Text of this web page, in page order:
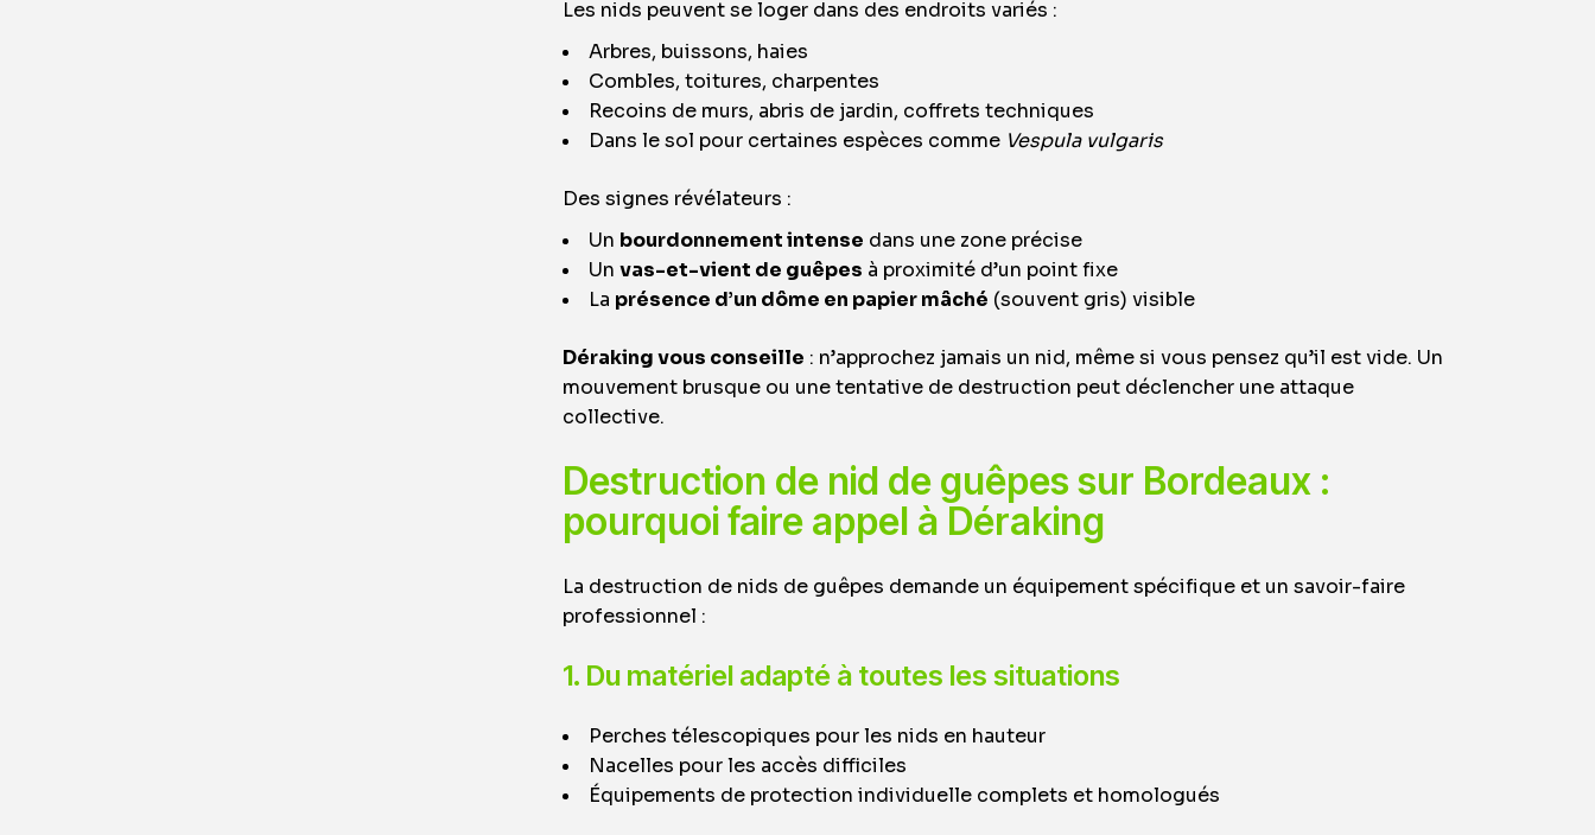
Les nids peuvent se loger dans des endroits variés :
Arbres, buissons, haies
Combles, toitures, charpentes
Recoins de murs, abris de jardin, coffrets techniques
Dans le sol pour certaines espèces comme Vespula vulgaris
Des signes révélateurs :
Un bourdonnement intense dans une zone précise
Un vas-et-vient de guêpes à proximité d’un point fixe
La présence d’un dôme en papier mâché (souvent gris) visible
Déraking vous conseille : n’approchez jamais un nid, même si vous pensez qu’il est vide. Un
mouvement brusque ou une tentative de destruction peut déclencher une attaque
collective.
Destruction de nid de guêpes sur Bordeaux :
pourquoi faire appel à Déraking
La destruction de nids de guêpes demande un équipement spécifique et un savoir-faire
professionnel :
1. Du matériel adapté à toutes les situations
Perches télescopiques pour les nids en hauteur
Nacelles pour les accès difficiles
Équipements de protection individuelle complets et homologués